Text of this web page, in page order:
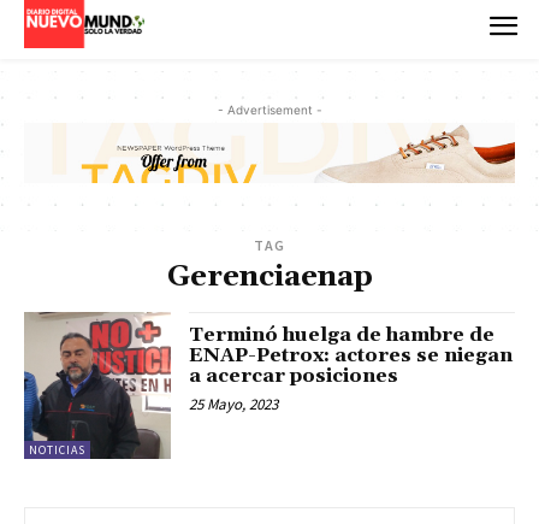
- Advertisement -
TAG
Gerenciaenap
NOTICIAS
Terminó huelga de hambre de
ENAP-Petrox: actores se niegan
a acercar posiciones
25 Mayo, 2023